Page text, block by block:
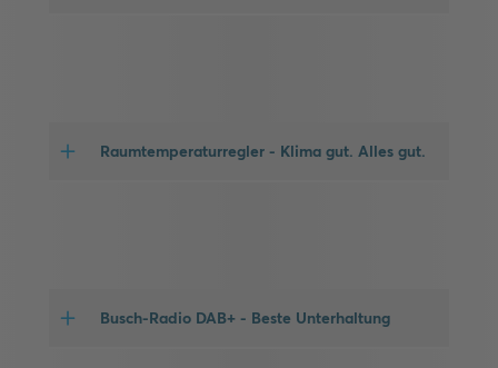
Raumtemperaturregler - Klima gut. Alles gut.
Busch-Radio DAB+ - Beste Unterhaltung